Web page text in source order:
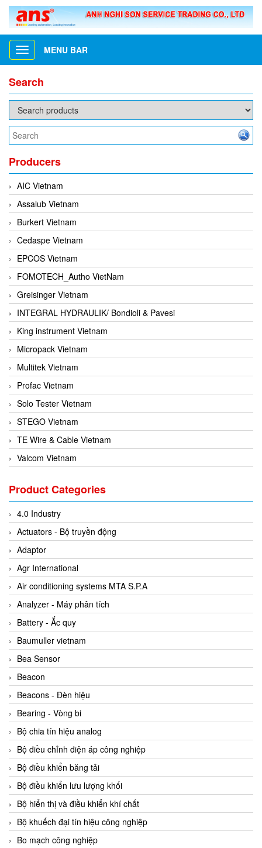
Toggle
navigation
MENU BAR
Search
Producers
AIC Vietnam
Assalub Vietnam
Burkert Vietnam
Cedaspe Vietnam
EPCOS Vietnam
FOMOTECH_Autho VietNam
Greisinger Vietnam
INTEGRAL HYDRAULIK/ Bondioli & Pavesi
King instrument Vietnam
Micropack Vietnam
Multitek Vietnam
Profac Vietnam
Solo Tester Vietnam
STEGO Vietnam
TE Wire & Cable Vietnam
Valcom Vietnam
3CTEST Vietnam
4B VietNam Vietnam
ABB Vietnam
AC Infinity Vietnam
AC&E Telecommunications
AC&T Vietnam
Accepta Vietnam
ACCUMAC Vietnam
AccuWeb Vietnam
Acey
ACOEM Vietnam
ADCA Vietnam
ADFweb Vietnam
Adler Vietnam
Ados Vietnam
Advanced Energy Vietnam
Advantech Vietnam
Agate Vietnam
AGR International Vietnam
Aichi Tokei Denki Vietnam
Product Categories
4.0 Industry
Actuators - Bộ truyền động
Adaptor
Agr International
Air conditioning systems MTA S.P.A
Analyzer - Máy phân tích
Battery - Ắc quy
Baumuller vietnam
Bea Sensor
Beacon
Beacons - Đèn hiệu
Bearing - Vòng bi
Bộ chia tín hiệu analog
Bộ điều chỉnh điện áp công nghiệp
Bộ điều khiển băng tải
Bộ điều khiển lưu lượng khối
Bộ hiển thị và điều khiển khí chất
Bộ khuếch đại tín hiệu công nghiệp
Bo mạch công nghiệp